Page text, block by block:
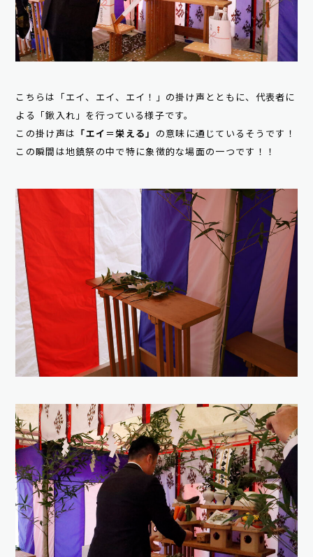
こちらは「エイ、エイ、エイ！」の掛け声とともに、代表者に
よる「鍬入れ」を行っている様子です。
この掛け声は
「エイ＝栄える」 の意味に通じているそうです！
この瞬間は地鎮祭の中で特に象徴的な場面の一つです！！